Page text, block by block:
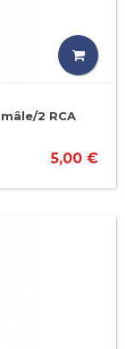
2 RCA
5,00 €